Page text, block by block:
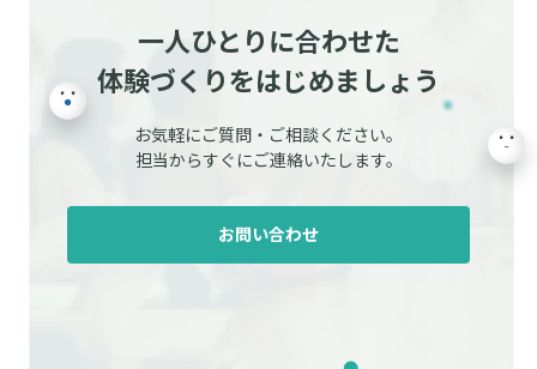
一人ひとりに合わせた
体験づくりをはじめましょう
お気軽にご質問・ご相談ください。
担当からすぐにご連絡いたします。
お問い合わせ